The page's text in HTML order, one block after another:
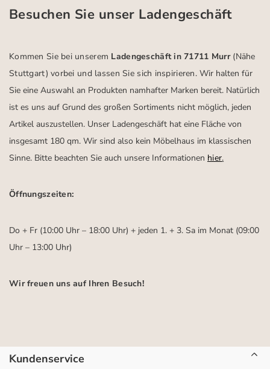
Besuchen Sie unser Ladengeschäft
Kommen Sie bei unserem Ladengeschäft in 71711 Murr (Nähe
Stuttgart) vorbei und lassen Sie sich inspirieren.Wir halten für
Sie eine Auswahl an Produkten namhafter Marken bereit. Natürlich
ist es uns auf Grund des großen Sortiments nicht möglich, jeden
Artikel auszustellen. Unser Ladengeschäft hat eine Fläche von
insgesamt 180 qm. Wir sind also kein Möbelhaus im klassischen
Sinne. Bitte beachten Sie auch unsere Informationen hier.
Öffnungszeiten:
Do + Fr (10:00 Uhr – 18:00 Uhr) + jeden 1. + 3. Sa im Monat (09:00
Uhr – 13:00 Uhr)
Wir freuen uns auf Ihren Besuch!
Kundenservice